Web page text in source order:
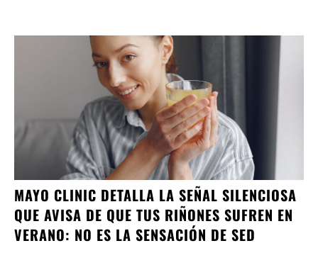
MAYO CLINIC DETALLA LA SEÑAL SILENCIOSA
QUE AVISA DE QUE TUS RIÑONES SUFREN EN
VERANO: NO ES LA SENSACIÓN DE SED